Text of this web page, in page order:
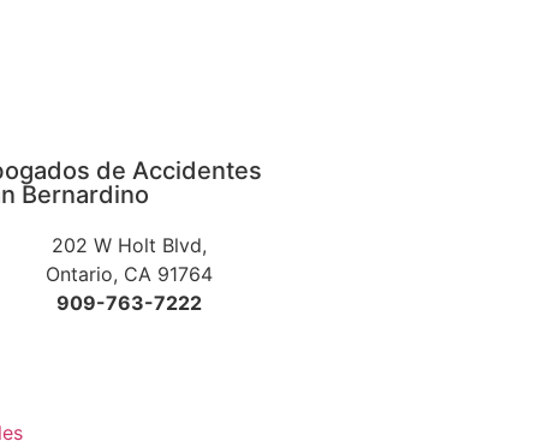
de Accidentes
Bernardino
202 W Holt Blvd,
Ontario, CA 91764
909-763-7222